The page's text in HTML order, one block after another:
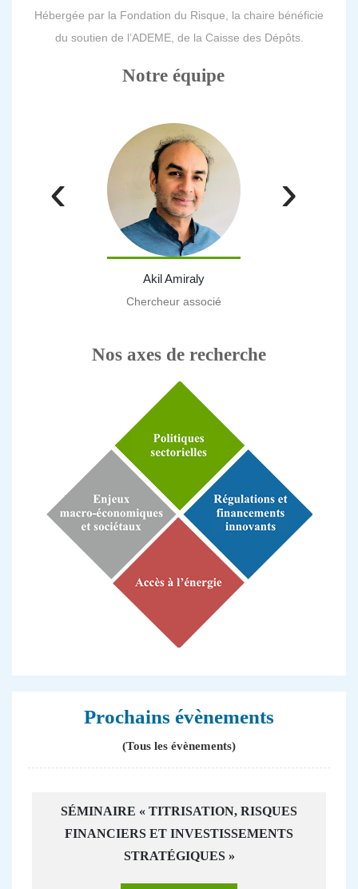
Hébergée par la Fondation du Risque, la chaire bénéficie
du soutien de l’ADEME, de la Caisse des Dépôts.
Notre équipe
Akil Amiraly
Chercheur associé
‹ ›
Nos axes de recherche
Prochains évènements
(Tous les évènements)
SÉMINAIRE « TITRISATION, RISQUES
FINANCIERS ET INVESTISSEMENTS
STRATÉGIQUES »